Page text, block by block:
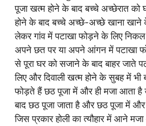
पूजा खत्म होने के बाद बच्चे अच्छेरात को
होने के बाद बच्चे अच्छे-अच्छे खाना खाने
लेकर गांव में पटाखा फोड़ने के लिए
अपने छत पर या अपने आंगन में पटाखा
से पूरा घर को सजाने के बाद बाहर जाते
लिए और दिवाली खत्म होने के सुबह में भी
फोड़ते हैं छठ पूजा में और ही मजा आता
बाद छठ पूजा जाता है और छठ पूजा में
जिस प्रकार होली का त्यौहार में आने